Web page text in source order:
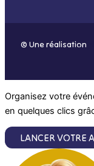
© Une réalisation
Organisez votre
en quelques clics
LANCER VOTRE